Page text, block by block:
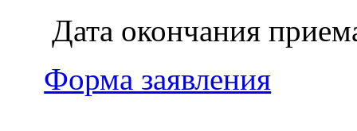
Дата окончания
Форма заявления